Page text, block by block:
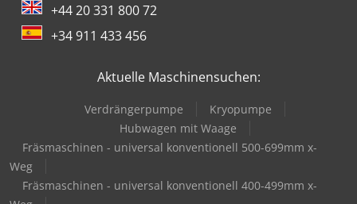
+44 20 331 800 72
+34 911 433 456
Aktuelle Maschinensuchen:
Verdrängerpumpe
Kryopumpe
Hubwagen mit Waage
Fräsmaschinen - universal konventionell 500-699mm x-
Weg
Fräsmaschinen - universal konventionell 400-499mm x-